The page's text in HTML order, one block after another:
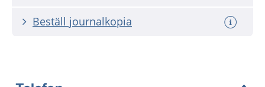
Beställ journalkopia